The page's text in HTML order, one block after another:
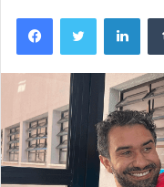
FacebookTwitter